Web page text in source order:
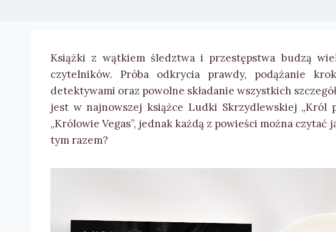
Książki z wątkiem śledztwa i przestępstwa budzą
czytelników. Próba odkrycia prawdy, podążanie
detektywami oraz powolne składanie wszystkich
jest w najnowszej książce Ludki Skrzydlewskiej „Król
„Królowie Vegas”, jednak każdą z powieści można czytać
tym razem?